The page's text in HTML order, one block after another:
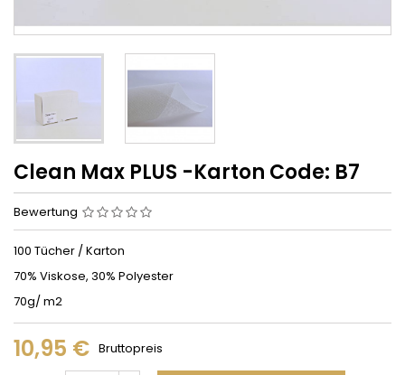
Clean Max PLUS -Karton Code: B7
Bewertung
100 Tücher / Karton
70% Viskose, 30% Polyester
70g/ m2
10,95 € Bruttopreis